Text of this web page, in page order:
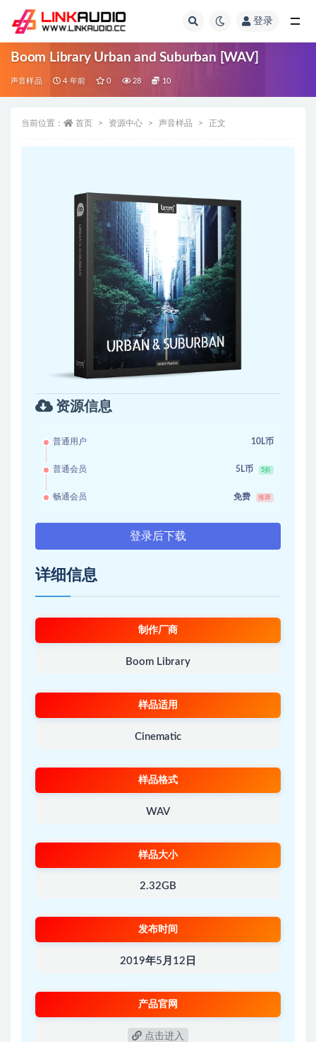
登录
Boom Library Urban and Suburban [WAV]
声音样品 4 年前 0 28 10
当前位置： 首页 资源中心 声音样品 正文
资源信息
普通用户 10L币
普通会员 5L币 5折
畅通会员 免费 推荐
登录后下载
详细信息
制作厂商
Boom Library
样品适用
Cinematic
样品格式
WAV
样品大小
2.32GB
发布时间
2019年5月12日
产品官网
点击进入